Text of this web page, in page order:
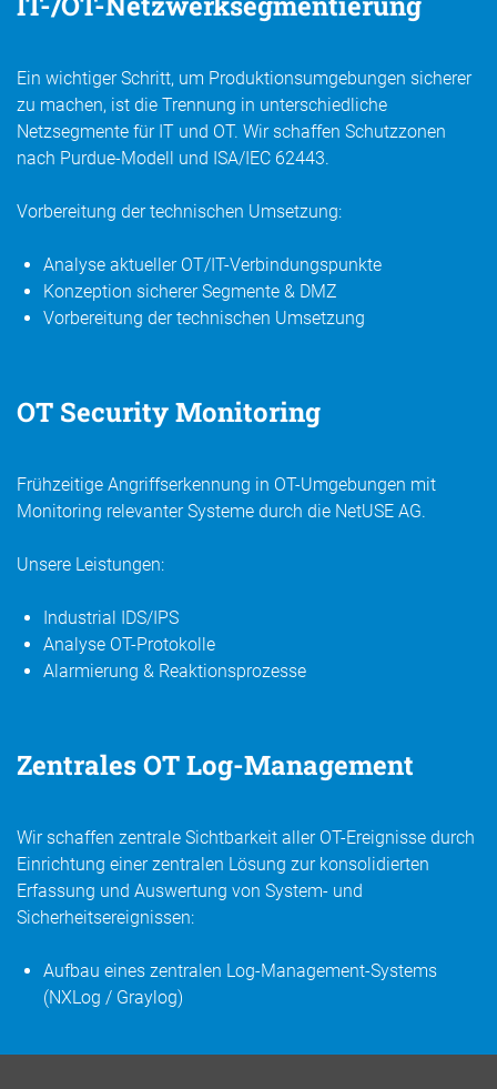
Ein wichtiger Schritt, um Produktionsumgebungen sicherer
zu machen, ist die Trennung in unterschiedliche
Netzsegmente für IT und OT. Wir schaffen Schutzzonen
nach Purdue-Modell und ISA/IEC 62443.
Vorbereitung der technischen Umsetzung:
Analyse aktueller OT/IT-Verbindungspunkte
Konzeption sicherer Segmente & DMZ
Vorbereitung der technischen Umsetzung
OT Security Monitoring
Frühzeitige Angriffserkennung in OT-Umgebungen mit
Monitoring relevanter Systeme durch die NetUSE AG.
Unsere Leistungen:
Industrial IDS/IPS
Analyse OT-Protokolle
Alarmierung & Reaktionsprozesse
Zentrales OT Log-Management
Wir schaffen zentrale Sichtbarkeit aller OT-Ereignisse durch
Einrichtung einer zentralen Lösung zur konsolidierten
Erfassung und Auswertung von System- und
Sicherheitsereignissen:
Aufbau eines zentralen Log-Management-Systems
(NXLog / Graylog)